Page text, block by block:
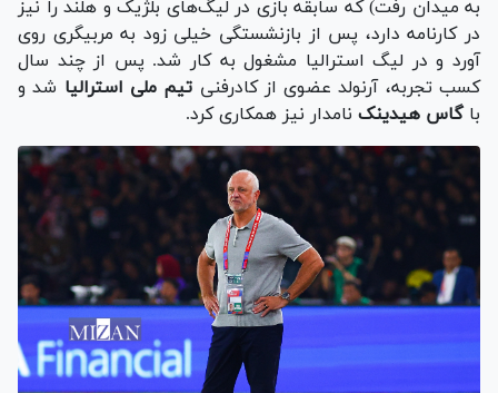
به میدان رفت) که سابقه بازی در لیگ‌های بلژیک و هلند را نیز
در کارنامه دارد، پس از بازنشستگی خیلی زود به مربیگری روی
آورد و در لیگ استرالیا مشغول به کار شد. پس از چند سال
کسب تجربه، آرنولد عضوی از کادرفنی تیم ملی استرالیا شد و
باگاس هیدینک نامدار نیز همکاری کرد.